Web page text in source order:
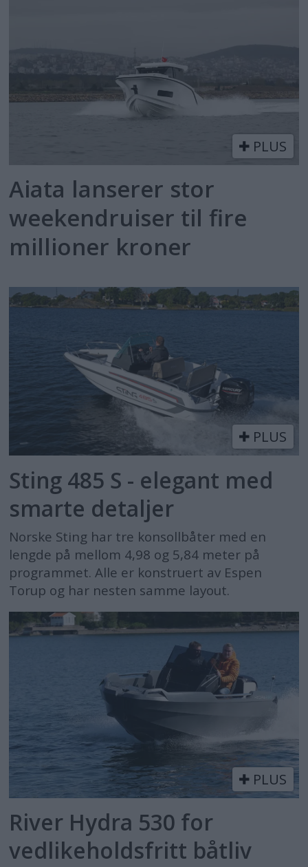
PLUS
Aiata lanserer stor
weekendruiser til fire
millioner kroner
PLUS
Sting 485 S - elegant med
smarte detaljer
Norske Sting har tre konsollbåter med en
lengde på mellom 4,98 og 5,84 meter på
programmet. Alle er konstruert av Espen
Torup og har nesten samme layout.
PLUS
River Hydra 530 for
vedlikeholdsfritt båtliv